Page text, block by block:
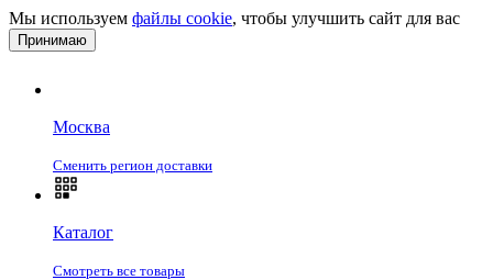
Мы используем файлы cookie, чтобы улучшить сайт для вас
Принимаю
Москва
Сменить регион доставки
Каталог
Смотреть все товары